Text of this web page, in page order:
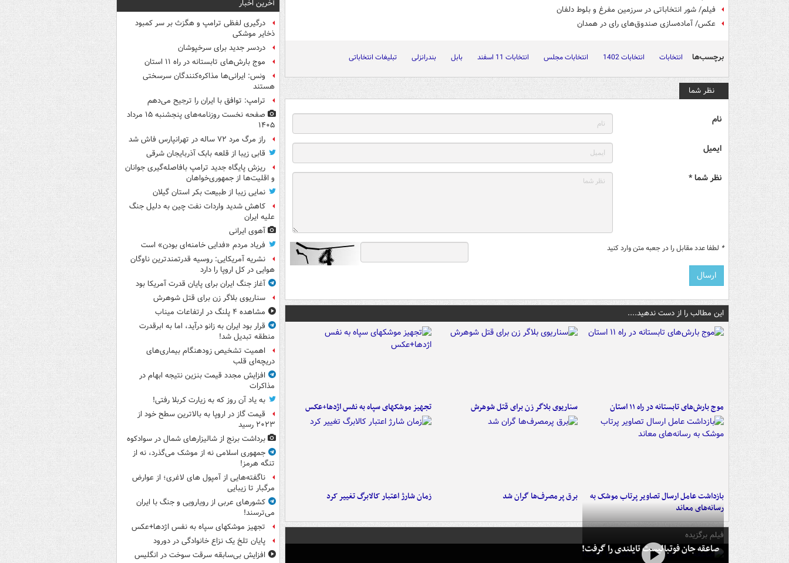
فیلم/ شور انتخاباتی در سرزمین مفرغ و بلوط دلفان
عکس/ آماده‌سازی صندوق‌های رای در همدان
برچسب‌ها انتخابات انتخابات 1402 انتخابات مجلس انتخابات 11 اسفند بابل بندرانزلی تبلیغات انتخاباتی
نظر شما
نام
ایمیل
نظر شما *
* لطفا عدد مقابل را در جعبه متن وارد کنید
این مطالب را از دست ندهید....
موج بارش‌های تابستانه در راه ۱۱ استان سناریوی بلاگر زن برای قتل شوهرش تجهیز موشکهای سپاه به نفس اژدها+عکس
بازداشت عامل ارسال تصاویر پرتاب موشک به
رسانه‌های معاند
برق پرمصرف‌ها گران شد زمان شارژ اعتبار کالابرگ تغییر کرد
فیلم برگزیده
صاعقه جان فوتبالیست تایلندی را گرفت!
آخرین اخبار
درگیری لفظی ترامپ و هگزث بر سر کمبود
ذخایر موشکی
دردسر جدید برای سرخپوشان
موج بارش‌های تابستانه در راه ۱۱ استان
ونس: ایرانی‌ها مذاکره‌کنندگان سرسختی
هستند
ترامپ: توافق با ایران را ترجیح می‌دهم
صفحه نخست روزنامه‌های پنجشنبه ۱۵ مرداد
۱۴۰۵
راز مرگ مرد ۷۲ ساله در تهرانپارس فاش شد
قابی زیبا از قلعه بابک آذربایجان شرقی
ریزش پایگاه جدید ترامپ بافاصله‌گیری جوانان
و اقلیت‌ها از جمهوری‌خواهان
نمایی زیبا از طبیعت بکر استان گیلان
کاهش شدید واردات نفت چین به دلیل جنگ
علیه ایران
آهوی ایرانی
فریاد مردم «فدایی خامنه‌ای بودن» است
نشریه آمریکایی: روسیه قدرتمندترین ناوگان
هوایی در کل اروپا را دارد
آغاز جنگ ایران برای پایان قدرت آمریکا بود
سناریوی بلاگر زن برای قتل شوهرش
مشاهده ۴ پلنگ در ارتفاعات میناب
قرار بود ایران به زانو درآید، اما به ابرقدرت
منطقه تبدیل شد!
اهمیت تشخیص زودهنگام بیماری‌های
دریچه‌ای قلب
افزایش مجدد قیمت بنزین نتیجه ابهام در
مذاکرات
به یاد آن روز که به زیارت کربلا رفتی!
قیمت گاز در اروپا به بالاترین سطح خود از
۲۰۲۳ رسید
برداشت برنج از شالیزارهای شمال در سوادکوه
جمهوری اسلامی نه از موشک می‌گذرد، نه از
تنگه هرمز!
ناگفته‌هایی از آمپول های لاغری؛ از عوارض
مرگبار تا زیبایی
کشورهای عربی از رویارویی و جنگ با ایران
می‌ترسند!
تجهیز موشکهای سپاه به نفس اژدها+عکس
پایان تلخ یک نزاع خانوادگی در دورود
افزایش بی‌سابقه سرقت سوخت در انگلیس